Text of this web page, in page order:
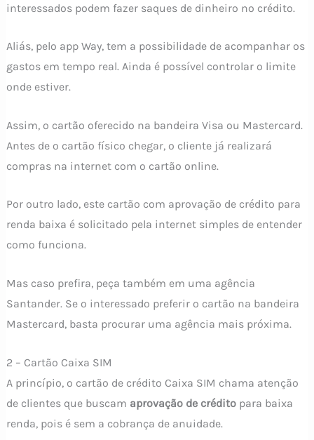
interessados podem fazer saques de dinheiro no crédito.
Aliás, pelo app Way, tem a possibilidade de acompanhar os
gastos em tempo real. Ainda é possível controlar o limite
onde estiver.
Assim, o cartão oferecido na bandeira Visa ou Mastercard.
Antes de o cartão físico chegar, o cliente já realizará
compras na internet com o cartão online.
Por outro lado, este cartão com aprovação de crédito para
renda baixa é solicitado pela internet simples de entender
como funciona.
Mas caso prefira, peça também em uma agência
Santander. Se o interessado preferir o cartão na bandeira
Mastercard, basta procurar uma agência mais próxima.
2 – Cartão Caixa SIM
A princípio, o cartão de crédito Caixa SIM chama atenção
de clientes que buscam aprovação de créditopara baixa
renda, pois é sem a cobrança de anuidade.